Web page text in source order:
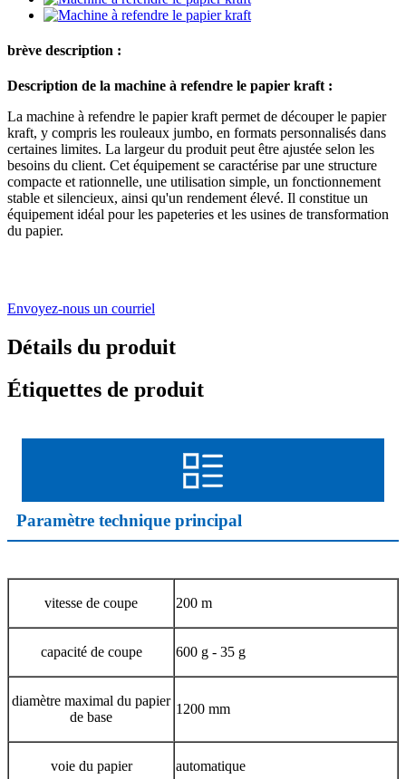
brève description :
Description de la machine à refendre le papier kraft :
La machine à refendre le papier kraft permet de découper le papier
kraft, y compris les rouleaux jumbo, en formats personnalisés dans
certaines limites. La largeur du produit peut être ajustée selon les
besoins du client. Cet équipement se caractérise par une structure
compacte et rationnelle, une utilisation simple, un fonctionnement
stable et silencieux, ainsi qu'un rendement élevé. Il constitue un
équipement idéal pour les papeteries et les usines de transformation
du papier.
Envoyez-nous un courriel
Détails du produit
Étiquettes de produit
Paramètre technique principal
vitesse de coupe 200 m
capacité de coupe 600 g - 35 g
diamètre maximal du papier
de base
1200 mm
voie du papier automatique